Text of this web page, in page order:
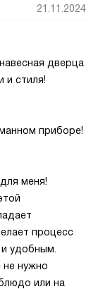
21.11.2024
дверца
и стиля!
приборе!
меня!
процесс
удобным.
не нужно
или на